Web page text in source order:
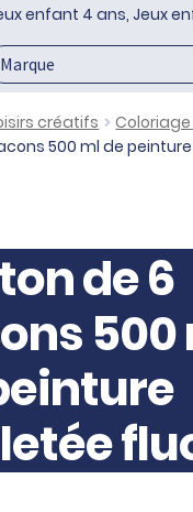
enfant 4 ans, Jeux
créatifs
500 ml de
de 6
500